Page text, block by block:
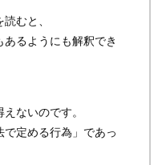
むと、
あるようにも解釈でき
ないのです。
定める行為」であっ